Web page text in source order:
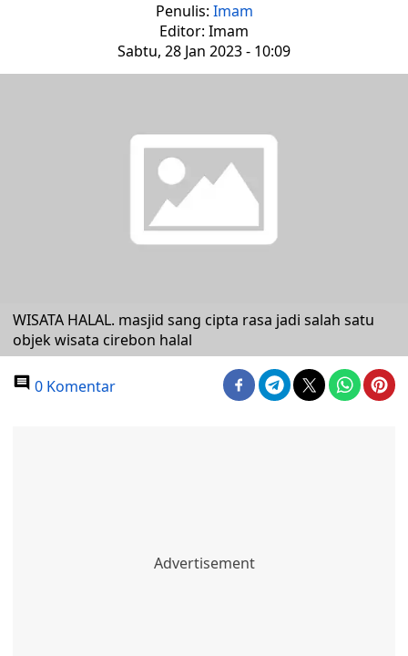
Penulis: Imam
Editor: Imam
Sabtu, 28 Jan 2023 - 10:09
WISATA HALAL. masjid sang cipta rasa jadi salah satu
objek wisata cirebon halal
0 Komentar